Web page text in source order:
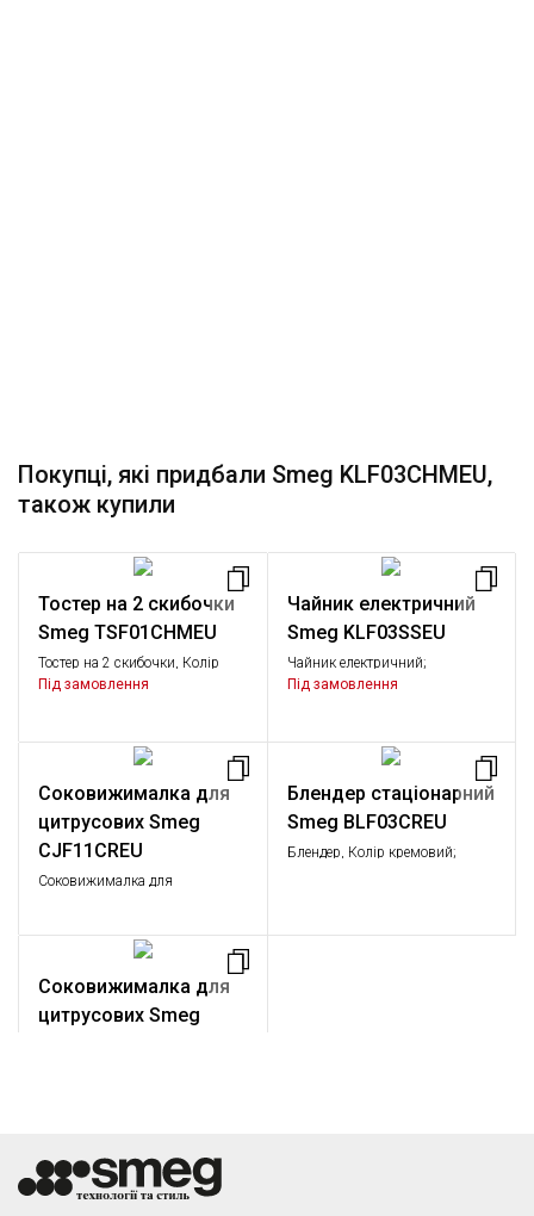
Покупці, які придбали Smeg KLF03CHMEU,
також купили
Тостер на 2 скибочки
Smeg TSF01CHMEU
Тостер на 2 скибочки, Колір
матовий шампань; Функції:
Піддон для крихт, що
Під замовлення
Чайник електричний
Smeg KLF03SSEU
Чайник електричний;
Полірована сталь; Об'єм: 1,7 л
Під замовлення
Соковижималка для
цитрусових Smeg
CJF11CREU
Соковижималка для
Блендер стаціонарний
Smeg BLF03CREU
Блендер, Колір кремовий;
режим, подрібнення льоду,
Соковижималка для
цитрусових Smeg